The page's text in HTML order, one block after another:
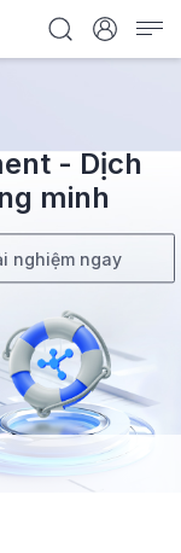
- Dịch
minh
nghiệm ngay